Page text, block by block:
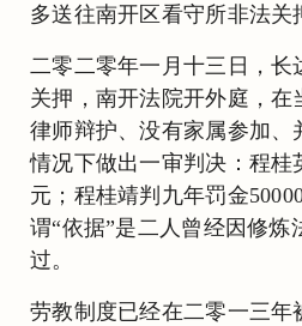
多送往南开区看守所非法关
二零二零年一月十三日，
关押，南开法院开外庭，在
律师辩护、没有家属参加、
情况下做出一审判决：程桂
元；程桂靖判九年罚金
谓“依据”是二人曾经因修炼
过。
劳教制度已经在二零一三年